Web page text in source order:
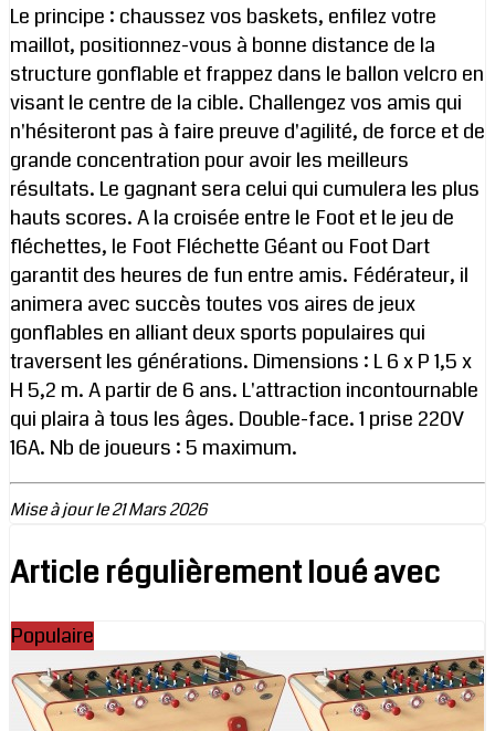
Le principe : chaussez vos baskets, enfilez votre
maillot, positionnez-vous à bonne distance de la
structure gonflable et frappez dans le ballon velcro en
visant le centre de la cible. Challengez vos amis qui
n'hésiteront pas à faire preuve d'agilité, de force et de
grande concentration pour avoir les meilleurs
résultats. Le gagnant sera celui qui cumulera les plus
hauts scores. A la croisée entre le Foot et le jeu de
fléchettes, le Foot Fléchette Géant ou Foot Dart
garantit des heures de fun entre amis. Fédérateur, il
animera avec succès toutes vos aires de jeux
gonflables en alliant deux sports populaires qui
traversent les générations. Dimensions : L 6 x P 1,5 x
H 5,2 m. A partir de 6 ans. L'attraction incontournable
qui plaira à tous les âges. Double-face. 1 prise 220V
16A. Nb de joueurs : 5 maximum.
Mise à jour le 21 Mars 2026
Article régulièrement loué avec
Populaire